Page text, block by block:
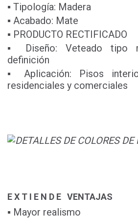
▪ Tipología: Madera
▪ Acabado: Mate
▪ PRODUCTO RECTIFICADO
▪ Diseño: Veteado tipo
definición
▪ Aplicación: Pisos
residenciales y comerciales
E X T I E N D E VENTAJAS
▪ Mayor realismo